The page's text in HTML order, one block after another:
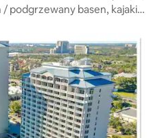
podgrzewany basen, kajaki,